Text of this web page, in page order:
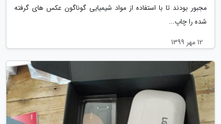
مجبور بودند تا با استفاده از مواد شیمیایی گوناگون عکس های گرفته
شده را چاپ...
12 مهر 1399